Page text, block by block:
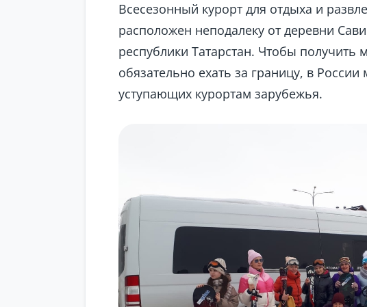
Всесезонный курорт для отдыха и
расположен неподалеку от деревни
республики Татарстан. Чтобы получить
обязательно ехать за границу, в
уступающих курортам зарубежья.